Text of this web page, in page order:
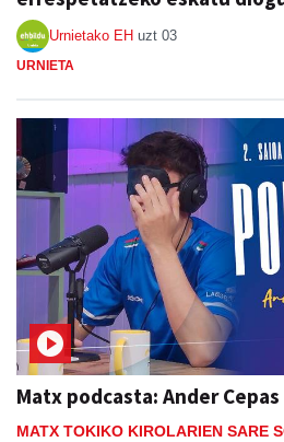
Urnietako EH uzt 03
URNIETA
Matx podcasta: Ander Cepas
MATX TOKIKO KIROLARIEN SARE